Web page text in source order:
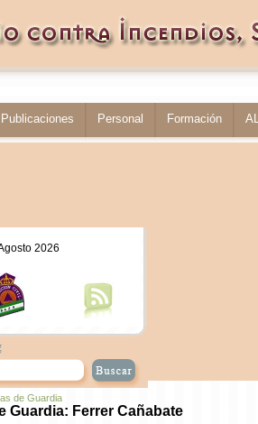
Publicaciones Personal Formación
2026
de Guardia
Guardia: Ferrer Cañabate